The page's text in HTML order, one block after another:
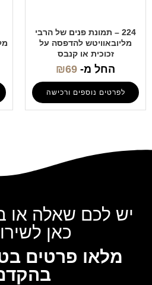
224 – תמונת פנים של הרבי
מליובאוויטש להדפסה על
זכוכית או קנבס
החל מ- ₪69
לפרטים נוספים ורכישה
יש לכם שאלה או
כאן
מלאו פרטים